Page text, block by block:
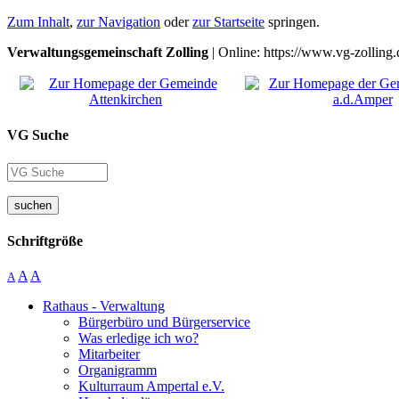
Zum Inhalt, zur Navigation oderzur Startseite springen.
Verwaltungsgemeinschaft Zolling | Online: https://www.vg-
VG Suche
suchen
Schriftgröße
A A A
Rathaus - Verwaltung
Bürgerbüro und Bürgerservice
Was erledige ich wo?
Mitarbeiter
Organigramm
Kulturraum Ampertal e.V.